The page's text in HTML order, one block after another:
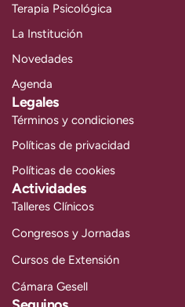
Terapia Psicológica
La Institución
Novedades
Agenda
Legales
Términos y condiciones
Políticas de privacidad
Políticas de cookies
Actividades
Talleres Clínicos
Congresos y Jornadas
Cursos de Extensión
Cámara Gesell